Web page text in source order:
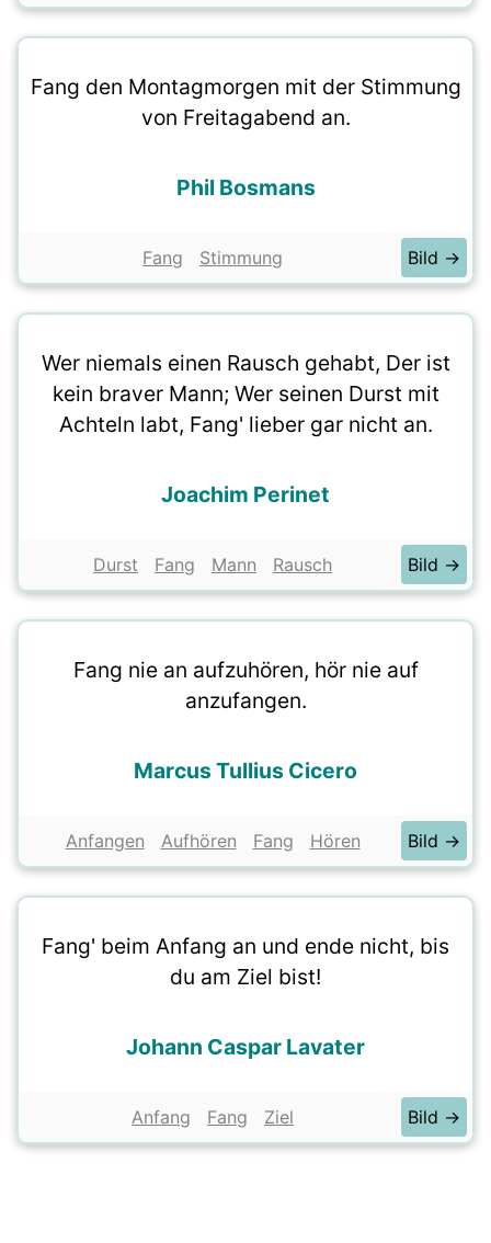
Fang den Montagmorgen mit der Stimmung
von Freitagabend an.
Phil Bosmans
Fang Stimmung Bild →
Wer niemals einen Rausch gehabt, Der ist
kein braver Mann; Wer seinen Durst mit
Achteln labt, Fang' lieber gar nicht an.
Joachim Perinet
Durst Fang Mann Rausch Bild →
Fang nie an aufzuhören, hör nie auf
anzufangen.
Marcus Tullius Cicero
Anfangen Aufhören Fang Hören Bild →
Fang' beim Anfang an und ende nicht, bis
du am Ziel bist!
Johann Caspar Lavater
Anfang Fang Ziel Bild →